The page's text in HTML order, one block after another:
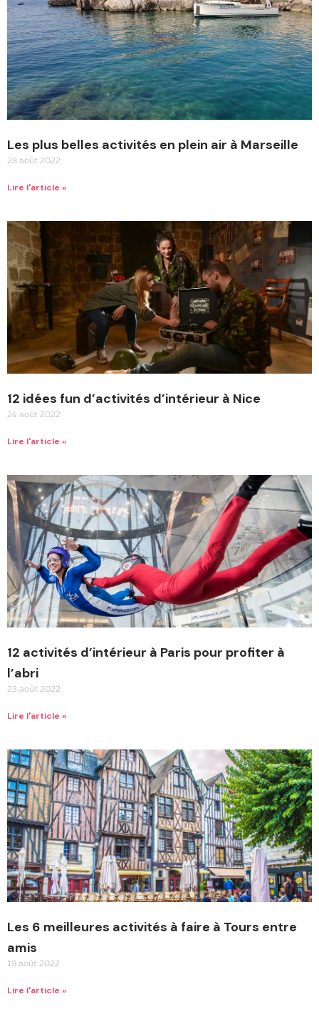
Les plus belles activités en plein air à Marseille
28 août 2022
Lire l'article »
12 idées fun d’activités d’intérieur à Nice
24 août 2022
Lire l'article »
12 activités d’intérieur à Paris pour profiter à
l’abri
23 août 2022
Lire l'article »
Les 6 meilleures activités à faire à Tours entre
amis
19 août 2022
Lire l'article »